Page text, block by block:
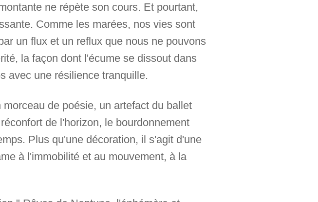
ne répète son cours. Et pourtant,
Comme les marées, nos vies sont
un flux et un reflux que nous ne pouvons
la façon dont l'écume se dissout dans
avec une résilience tranquille.
de poésie, un artefact du ballet
de l'horizon, le bourdonnement
Plus qu'une décoration, il s'agit d'une
à l'immobilité et au mouvement, à la